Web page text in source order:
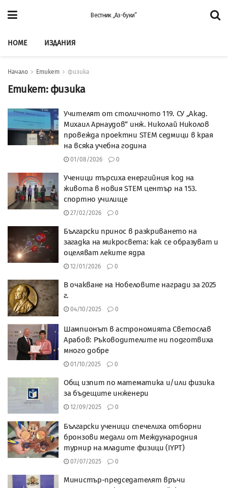
Вестник „Аз-буки”
HOME ИЗДАНИЯ
Начало Етикет физика
Етикет: физика
Учителят от столичното 119. СУ „Акад.
Михаил Арнаудов“ инж. Николай Николов
провежда проектни STEM седмици в края
на всяка учебна година
01/08/2026 0
Ученици търсиха енергийния код на
живота в новия STEM център на 153.
спортно училище
27/02/2026 0
Български принос в разкриването на
загадка на микросвета: как се образуват и
оцеляват леките ядра
12/01/2026 0
В очакване на Нобеловите награди за 2025
г.
04/10/2025 0
Шампионът в астрономията Светослав
Арабов: Ръководителите ни подготвиха
много добре
01/10/2025 0
Общ изпит по математика и/или физика
за бъдещите инженери
12/09/2025 0
Български ученици спечелиха отборни
бронзови медали от Международния
турнир на младите физици (IYPT)
07/07/2025 0
Министър-председателят връчи